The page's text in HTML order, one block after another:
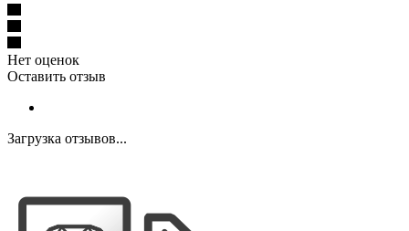
Нет оценок
Оставить отзыв
Загрузка отзывов...